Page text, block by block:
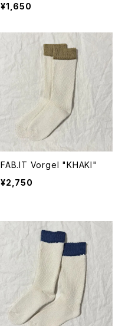
¥1,650
FAB.IT Vorgel "KHAKI"
¥2,750